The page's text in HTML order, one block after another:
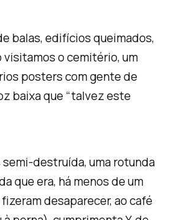
balas, edifícios queimados,
o cemitério, um
posters com gente de
baixa que “talvez este
destruída, uma rotunda
que era, há menos de um
desaparecer, ao café